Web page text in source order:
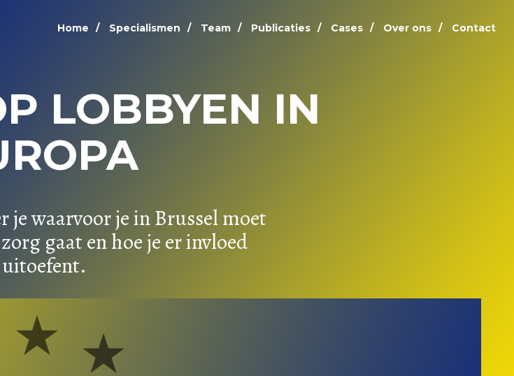
Home Specialismen Team Publicaties Cases Over ons Contact
LOBBYEN IN
je waarvoor je in Brussel moet
gaat en hoe je er invloed
uitoefent.